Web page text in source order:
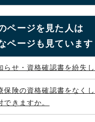
ページを見た人は
ページも見ています
らせ・資格確認書を紛失し
保険の資格確認書をなく
できますか。